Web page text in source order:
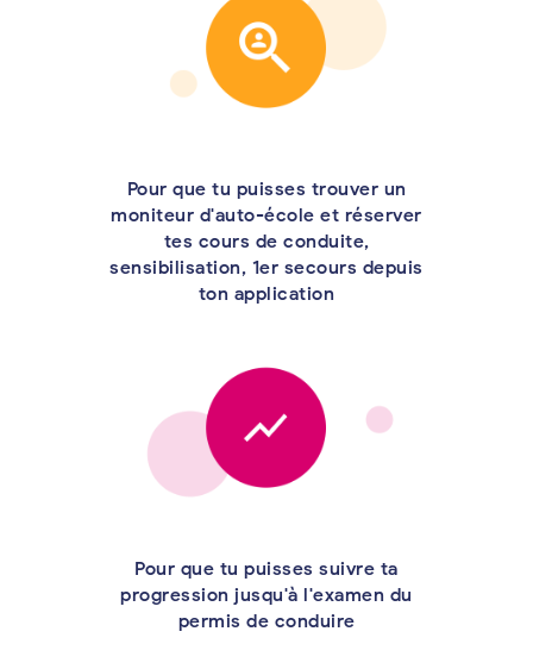
Pour que tu puisses trouver un
moniteur d'auto-école et réserver
tes cours de conduite,
sensibilisation, 1er secours depuis
ton application
Pour que tu puisses suivre ta
progression jusqu'à l'examen du
permis de conduire